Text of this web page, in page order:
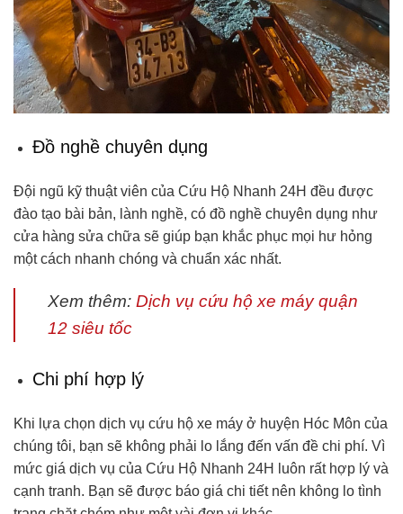
Đồ nghề chuyên dụng
Đội ngũ kỹ thuật viên của Cứu Hộ Nhanh 24H đều được
đào tạo bài bản, lành nghề, có đồ nghề chuyên dụng như
cửa hàng sửa chữa sẽ giúp bạn khắc phục mọi hư hỏng
một cách nhanh chóng và chuẩn xác nhất.
Xem thêm: Dịch vụ cứu hộ xe máy quận
12 siêu tốc
Chi phí hợp lý
Khi lựa chọn dịch vụ cứu hộ xe máy ở huyện Hóc Môn của
chúng tôi, bạn sẽ không phải lo lắng đến vấn đề chi phí. Vì
mức giá dịch vụ của Cứu Hộ Nhanh 24H luôn rất hợp lý và
cạnh tranh. Bạn sẽ được báo giá chi tiết nên không lo tình